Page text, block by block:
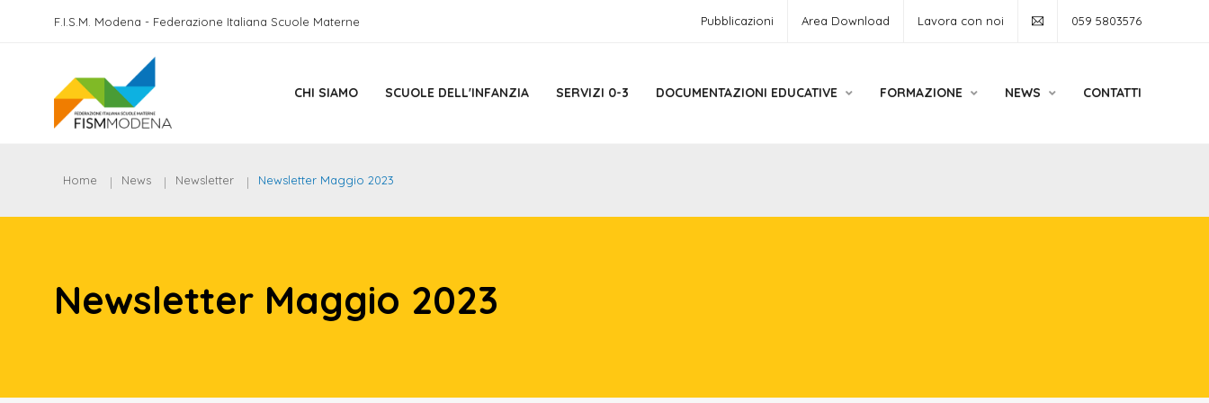
F.I.S.M. Modena - Federazione Italiana Scuole Materne Pubblicazioni Area Download Lavora con noi 059 5803576
CHI SIAMO SCUOLE DELL'INFANZIA SERVIZI 0-3 DOCUMENTAZIONI EDUCATIVE FORMAZIONE NEWS CONTATTI
Home News Newsletter Newsletter Maggio 2023
Newsletter Maggio 2023